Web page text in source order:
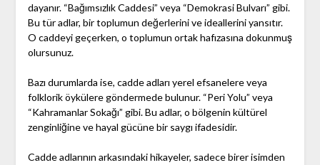
dayanır. “Bağımsızlık Caddesi” veya “Demokrasi Bulvarı” gibi.
Bu tür adlar, bir toplumun değerlerini ve ideallerini yansıtır.
O caddeyi geçerken, o toplumun ortak hafızasına dokunmuş
olursunuz.
Bazı durumlarda ise, cadde adları yerel efsanelere veya
folklorik öykülere göndermede bulunur. “Peri Yolu” veya
“Kahramanlar Sokağı” gibi. Bu adlar, o bölgenin kültürel
zenginliğine ve hayal gücüne bir saygı ifadesidir.
Cadde adlarının arkasındaki hikayeler, sadece birer isimden